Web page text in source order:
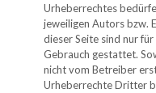
Urheberrechtes
jeweiligen Autors bzw.
dieser Seite sind nur
Gebrauch gestattet.
nicht vom Betreiber
Urheberrechte Dritter